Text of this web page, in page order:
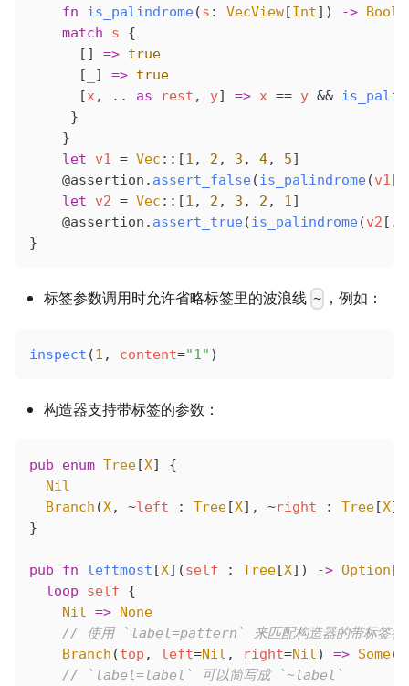
    fn
is_palindrome(s : VecView[Int]) -> Bool
    match
s {
      []
=> true
      [
] => true
      [
x, .. as rest , y] => x == y &&
     }
    }
    let
v1 = Vec ::[1 , 2 , 3 , 4, 5]
    @assertion
. assert_false(is_palindrome(v1
    let
v2 = Vec ::[1 , 2 , 3 , 2 , 1]
    @assertion
. assert_true(is_palindrome(v2
}
标签参数调用时允许省略标签里的波浪线 ~ ，例如：
inspect (1 , content="1" )
构造器支持带标签的参数：
pub enum Tree[X] {
  Nil
  Branch
(X, ~left : Tree[X], ~right : Tree[X])
}
pub fn leftmost [X](self : Tree[X]) -> Option [
  loop
self {
    Nil
=> None
// 使用 `label=pattern` 来匹配构造器的带标签参
    Branch
(top , left=Nil , right=Nil) => Some(
    // `label=label` 可以简写成 `~label`